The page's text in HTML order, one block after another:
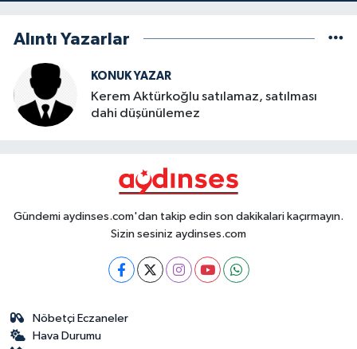
Alıntı Yazarlar
KONUK YAZAR
Kerem Aktürkoğlu satılamaz, satılması
dahi düşünülemez
Gündemi aydinses.com'dan takip edin son dakikalari kaçırmayın.
Sizin sesiniz aydinses.com
Nöbetçi Eczaneler
Hava Durumu